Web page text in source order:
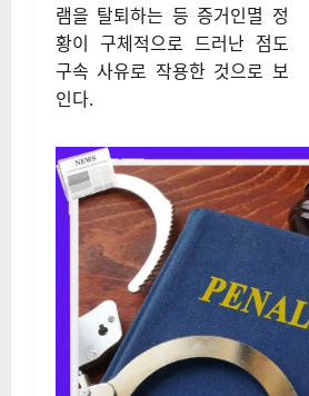
가능할 정도로 대한민국 형법상
가장 무거운 범죄 중 하나로 분
류된다.
특히 윤 대통령의 비상계엄 선
장관을 비롯한 주요 인사들이
이미 구속된 점과, 윤 대통령이
휴대전화를 교체하거나 텔레그
램을 탈퇴하는 등 증거인멸 정
황이 구체적으로 드러난 점도
구속 사유로 작용한 것으로 보
인다.